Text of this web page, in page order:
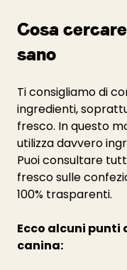
Cosa
sano
Ti consigliamo di
ingredienti,
fresco. In questo
utilizza davvero
Puoi consultare
fresco sulle
100% trasparenti.
Ecco alcuni punti
canina: